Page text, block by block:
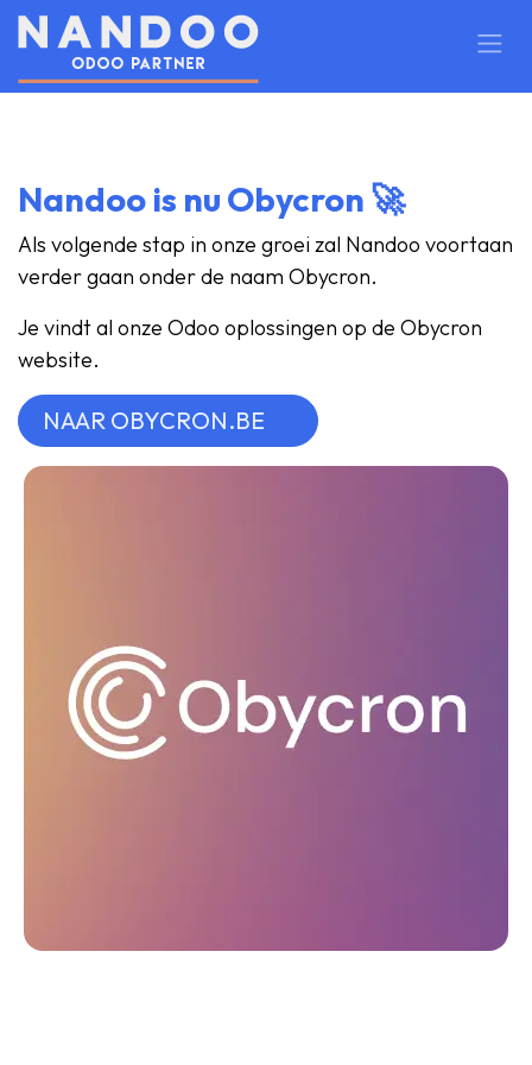
OVERSLAAN NAAR INHOUD
Nandoo is nu Obycron 🚀
Als volgende stap in onze groei zal Nandoo voortaan
verder gaan onder de naam Obycron.
Je vindt al onze Odoo oplossingen op de Obycron
website.
NAAR OBYCRON.BE